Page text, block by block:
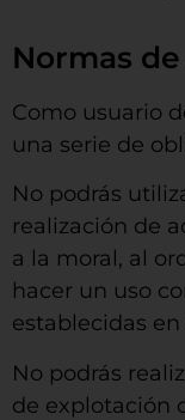
Normas
Como usuario
una serie de
No podrás
realización de
a la moral, al
hacer un uso
establecidas
No podrás
de explotación